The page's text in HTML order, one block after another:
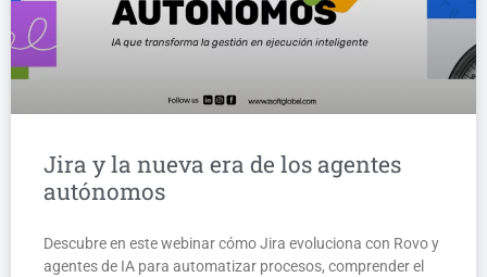
Jira y la nueva era de los agentes
autónomos
Descubre en este webinar cómo Jira evoluciona con Rovo y
agentes de IA para automatizar procesos, comprender el